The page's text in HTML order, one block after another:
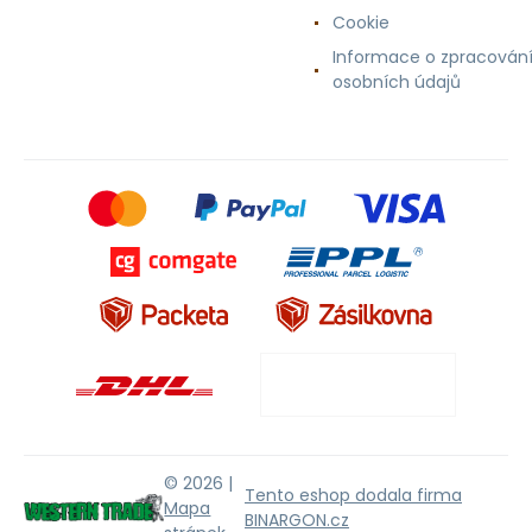
Cookie
Informace o zpracování
osobních údajů
© 2026 |
Mapa
Tento eshop dodala firma
BINARGON.cz